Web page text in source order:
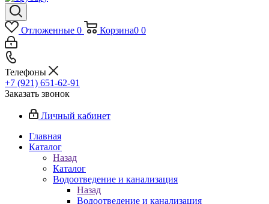
Отложенные 0 Корзина0 0
Телефоны
+7 (921) 651-62-91
Заказать звонок
Личный кабинет
Главная
Каталог
Назад
Каталог
Водоотведение и канализация
Назад
Водоотведение и канализация